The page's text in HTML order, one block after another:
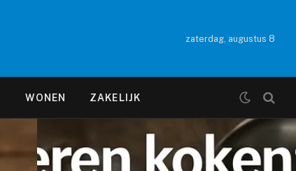
zaterdag, augustus 8
WONEN ZAKELIJK